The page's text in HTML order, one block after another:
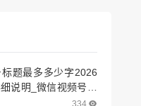
题最多多少字2026
说明_微信视频号标